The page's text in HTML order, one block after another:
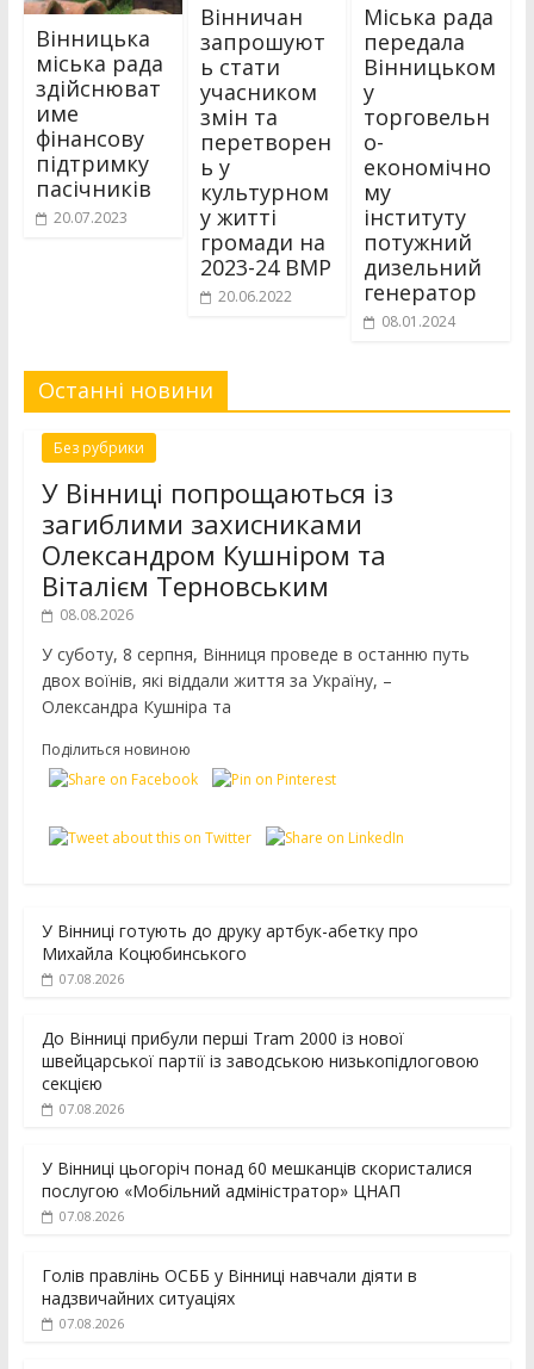
Вінницька
міська рада
здійснюват
име
фінансову
підтримку
пасічників
20.07.2023
Вінничан
запрошуют
ь стати
учасником
змін та
перетворен
ь у
культурном
у житті
громади на
2023-24 ВМР
20.06.2022
Міська рада
передала
Вінницьком
у
торговельн
о-
економічно
му
інституту
потужний
дизельний
генератор
08.01.2024
Останні новини
Без рубрики
У Вінниці попрощаються із
загиблими захисниками
Олександром Кушніром та
Віталієм Терновським
08.08.2026
У суботу, 8 серпня, Вінниця проведе в останню путь
двох воїнів, які віддали життя за Україну, –
Олександра Кушніра та
Поділиться новиною
У Вінниці готують до друку артбук-абетку про
Михайла Коцюбинського
07.08.2026
До Вінниці прибули перші Tram 2000 із нової
швейцарської партії із заводською низькопідлоговою
секцією
07.08.2026
У Вінниці цьогоріч понад 60 мешканців скористалися
послугою «Мобільний адміністратор» ЦНАП
07.08.2026
Голів правлінь ОСББ у Вінниці навчали діяти в
надзвичайних ситуаціях
07.08.2026